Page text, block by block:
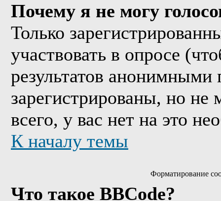
Почему я не могу
Только
участвовать в опросе
результатов
зарегистрированы, но не
всего, у вас нет на это
К началу темы
Форматирование
Что такое BBCode?